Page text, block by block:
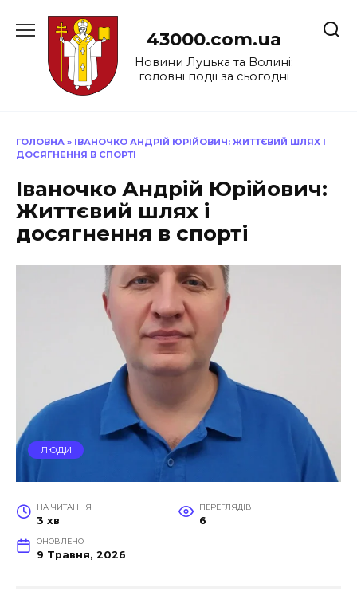
до
43000.com.ua
Новини Луцька та Волині:
головні події за сьогодні
ГОЛОВНА » ІВАНОЧКО АНДРІЙ ЮРІЙОВИЧ: ЖИТТЄВИЙ ШЛЯХ І
ДОСЯГНЕННЯ В СПОРТІ
Іваночко Андрій Юрійович:
Життєвий шлях і
досягнення в спорті
ЛЮДИ
НА ЧИТАННЯ
3 хв
ПЕРЕГЛЯДІВ
6
ОНОВЛЕНО
9 Травня, 2026